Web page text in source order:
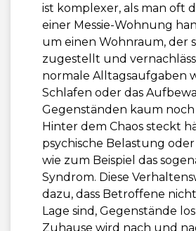
ist komplexer, als man oft
einer Messie-Wohnung
um einen Wohnraum, der
zugestellt und
normale Alltagsaufgaben
Schlafen oder das
Gegenständen kaum noch
Hinter dem Chaos steckt
psychische Belastung
wie zum Beispiel das
Syndrom. Diese
dazu, dass Betroffene
Lage sind, Gegenstände
Zuhause wird nach und